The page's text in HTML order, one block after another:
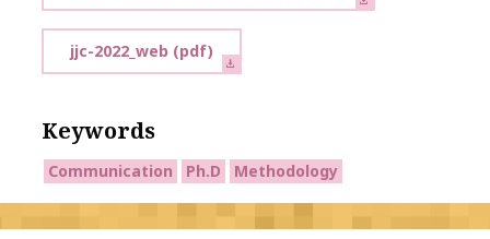
jjc-2022_web (pdf)
Keywords
Communication Ph.D Methodology